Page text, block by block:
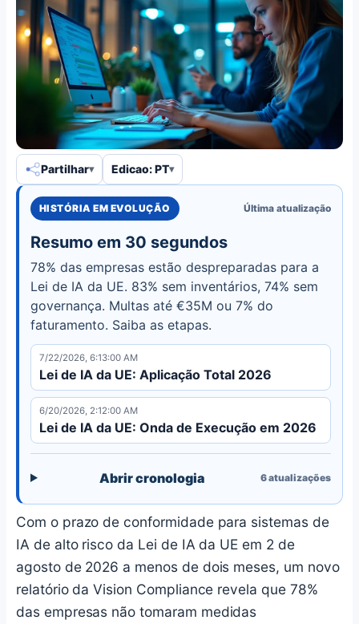
Partilhar Edicao: PT
HISTÓRIA EM EVOLUÇÃO Última atualização
Resumo em 30 segundos
78% das empresas estão despreparadas para a
Lei de IA da UE. 83% sem inventários, 74% sem
governança. Multas até €35M ou 7% do
faturamento. Saiba as etapas.
7/22/2026, 6:13:00 AM
Lei de IA da UE: Aplicação Total 2026
6/20/2026, 2:12:00 AM
Lei de IA da UE: Onda de Execução em 2026
Abrir cronologia 6atualizações
Com o prazo de conformidade para sistemas de
IA de alto risco da Lei de IA da UE em 2 de
agosto de 2026 a menos de dois meses, um novo
relatório da Vision Compliance revela que 78%
das empresas não tomaram medidas